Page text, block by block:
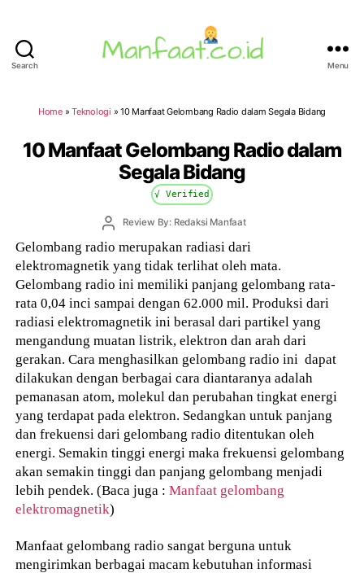
Search Menu
Home»Teknologi »10 Manfaat Gelombang Radio dalam Segala Bidang
10 Manfaat Gelombang Radio dalam
Segala Bidang
√ Verified
PostReview By: Redaksi Manfaat
Gelombang radio merupakan radiasi dari
elektromagnetik yang tidak terlihat oleh mata.
Gelombang radio ini memiliki panjang gelombang rata-
rata 0,04 inci sampai dengan 62.000 mil. Produksi dari
radiasi elektromagnetik ini berasal dari partikel yang
mengandung muatan listrik, elektron dan arah dari
gerakan. Cara menghasilkan gelombang radio ini dapat
dilakukan dengan berbagai cara diantaranya adalah
pemanasan atom, molekul dan perubahan tingkat energi
yang terdapat pada elektron. Sedangkan untuk panjang
dan frekuensi dari gelombang radio ditentukan oleh
energi. Semakin tinggi energi maka frekuensi gelombang
akan semakin tinggi dan panjang gelombang menjadi
lebih pendek. (Baca juga :Manfaat gelombang
elektromagnetik)
Manfaat gelombang radio sangat berguna untuk
mengirimkan berbagai macam kebutuhan informasi